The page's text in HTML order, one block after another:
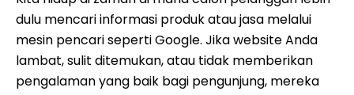
dulu mencari informasi produk atau jasa melalui
mesin pencari seperti Google. Jika website Anda
lambat, sulit ditemukan, atau tidak memberikan
pengalaman yang baik bagi pengunjung, mereka